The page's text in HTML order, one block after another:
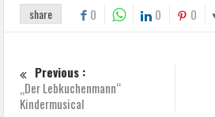
share 0 0 0
Previous :
„Der Lebkuchenmann“
Kindermusical